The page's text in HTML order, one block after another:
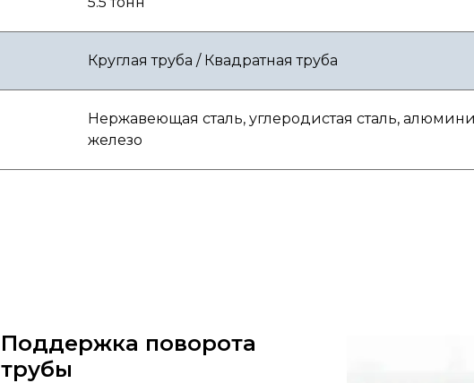
Круглая труба / Квадратная труба
Нержавеющая сталь, углеродистая сталь,
железо
Поддержка поворота
трубы